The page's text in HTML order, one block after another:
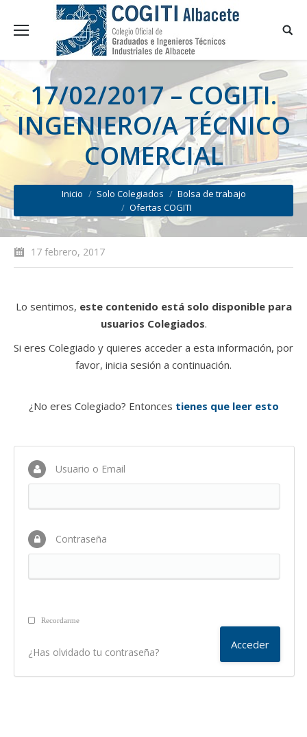
17/02/2017 – COGITI.
INGENIERO/A TÉCNICO
COMERCIAL
You are here:
Inicio Solo Colegiados
Bolsa de trabajo
Ofertas COGITI
17 febrero, 2017
Lo sentimos, este contenido está solo disponible para
usuarios Colegiados.
Si eres Colegiado y quieres acceder a esta información, por
favor, inicia sesión a continuación.
¿No eres Colegiado? Entonces tienes que leer esto
Usuario o Email
Contraseña
Recordarme
¿Has olvidado tu contraseña?